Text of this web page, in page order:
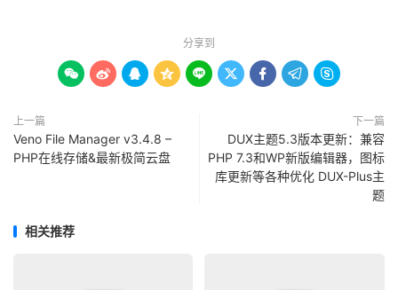
分享到
        
上一篇
Veno File Manager v3.4.8 –
PHP在线存储&最新极简云盘
下一篇
DUX主题5.3版本更新：兼容
PHP 7.3和WP新版编辑器，图标
库更新等各种优化 DUX-Plus主
题
相关推荐